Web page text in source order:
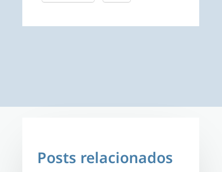
Posts relacionados